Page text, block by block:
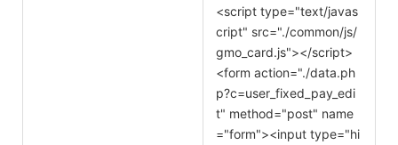
<script type="text/javas
cript" src="./common/js/
gmo_card.js"></script>
<form action="./data.ph
p?c=user_fixed_pay_edi
t" method="post" name
="form"><input type="hi